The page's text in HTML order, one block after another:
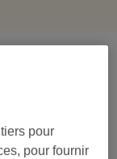
pour
pour fournir